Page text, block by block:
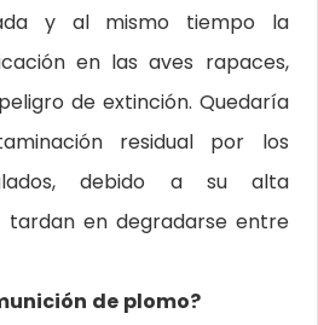
y al mismo tiempo la
en las aves rapaces,
de extinción. Quedaría
residual por los
debido a su alta
tardan en degradarse entre
de plomo?